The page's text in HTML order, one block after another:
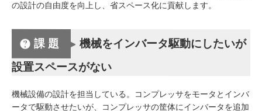
の設計の自由度を向上し、省スペース化に貢献します。
課題 機械をインバータ駆動にしたいが
設置スペースがない
機械設備の設計を担当している。コンプレッサをモータとインバ
ータで駆動させたいが、コンプレッサの筐体にインバータを追加